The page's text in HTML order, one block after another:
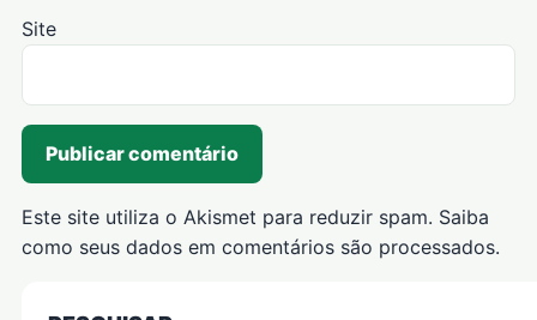
Site
Este site utiliza o Akismet para reduzir spam. Saiba
como seus dados em comentários são processados.